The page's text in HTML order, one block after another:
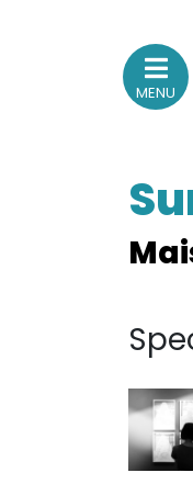
Association
des Théâtres de
(Actualités,
Sur le vif
(Agenda,
Sur le fond
MENU